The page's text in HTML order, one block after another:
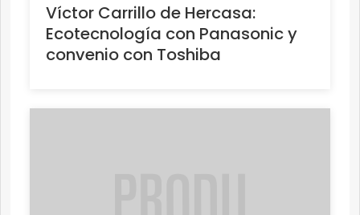
Víctor Carrillo de Hercasa:
Ecotecnología con Panasonic y
convenio con Toshiba